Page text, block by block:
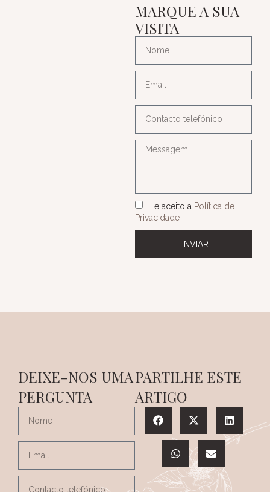
MARQUE A SUA
VISITA
Li e aceito a Política de
Privacidade
ENVIAR
DEIXE-NOS UMA
PERGUNTA
PARTILHE ESTE
ARTIGO